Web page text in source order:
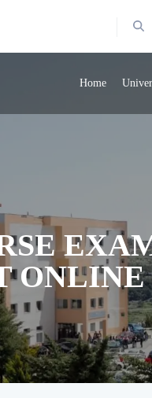
Home
ONLINE